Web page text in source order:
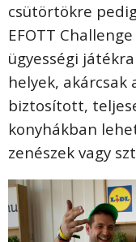
csütörtökre
EFOTT
ügyességi
helyek,
biztosított,
konyhákban
zenészek vagy